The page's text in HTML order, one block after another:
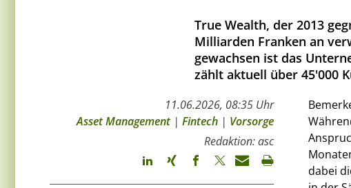
True Wealth, der 2013
Milliarden Franken an
gewachsen ist das
zählt aktuell über 45'000
11.06.2026, 08:35 Uhr
Asset Management| Fintech | Vorsorge
Redaktion: asc
dabei